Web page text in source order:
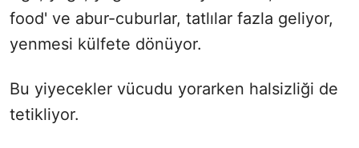
food' ve abur-cuburlar, tatlılar fazla geliyor,
yenmesi külfete dönüyor.
Bu yiyecekler vücudu yorarken halsizliği de
tetikliyor.